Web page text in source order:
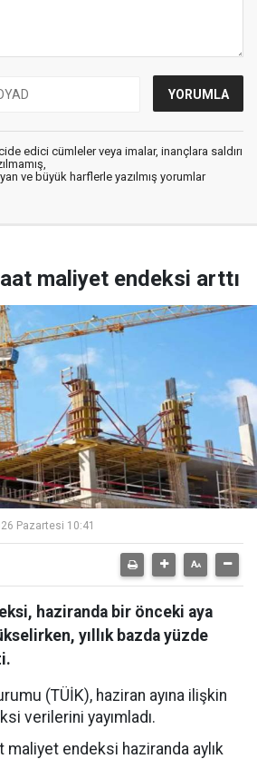
edici cümleler veya imalar, inançlara saldırı
ve büyük harflerle yazılmış yorumlar
maliyet endeksi arttı
Pazartesi 10:41
haziranda bir önceki aya
yıllık bazda yüzde
(TÜİK), haziran ayına ilişkin
verilerini yayımladı.
maliyet endeksi haziranda aylık